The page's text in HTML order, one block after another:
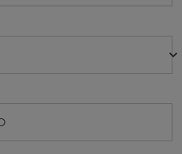
keyboard_arrow_down